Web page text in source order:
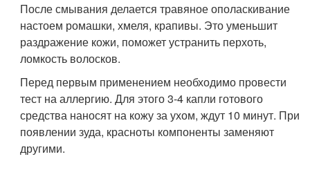
После смывания делается травяное ополаскивание
настоем ромашки, хмеля, крапивы. Это уменьшит
раздражение кожи, поможет устранить перхоть,
ломкость волосков.
Перед первым применением необходимо провести
тест на аллергию. Для этого 3-4 капли готового
средства наносят на кожу за ухом, ждут 10 минут. При
появлении зуда, красноты компоненты заменяют
другими.